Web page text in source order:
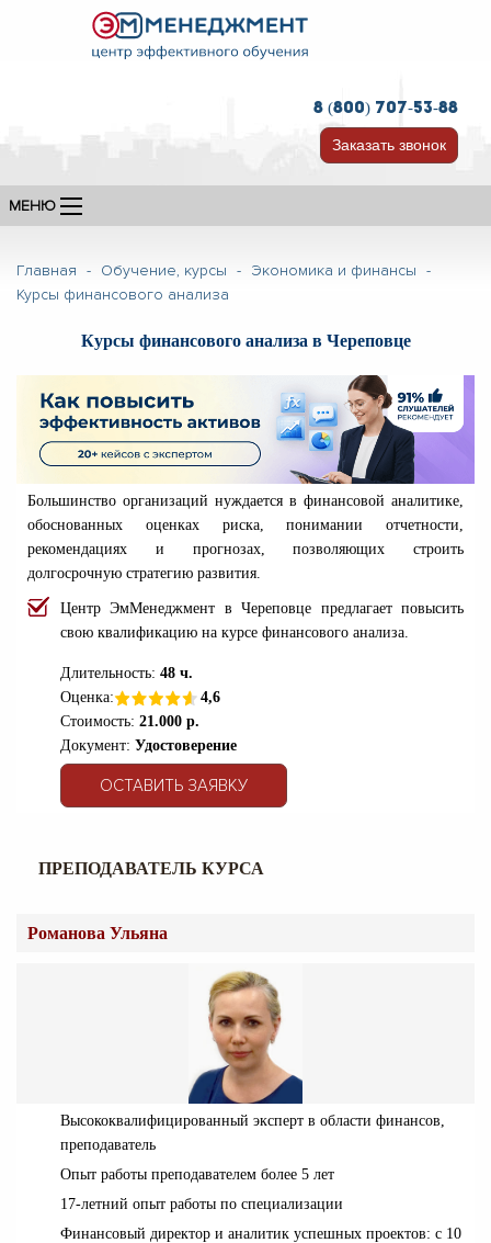
8 (800) 707-53-88
Заказать звонок
МЕНЮ
Главная - Обучение, курсы - Экономика и финансы -
Курсы финансового анализа
Курсы финансового анализа в Череповце
Большинство организаций нуждается в финансовой аналитике,
обоснованных оценках риска, понимании отчетности,
рекомендациях и прогнозах, позволяющих строить
долгосрочную стратегию развития.
Центр ЭмМенеджмент в Череповце предлагает повысить
свою квалификацию на курсе финансового анализа.
Длительность: 48 ч.
Оценка:
4,6
Стоимость: 21.000 р.
Документ: Удостоверение
ОСТАВИТЬ ЗАЯВКУ
ПРЕПОДАВАТЕЛЬ КУРСА
Романова Ульяна
Высококвалифицированный эксперт в области финансов,
преподаватель
Опыт работы преподавателем более 5 лет
17-летний опыт работы по специализации
Финансовый директор и аналитик успешных проектов: с 10